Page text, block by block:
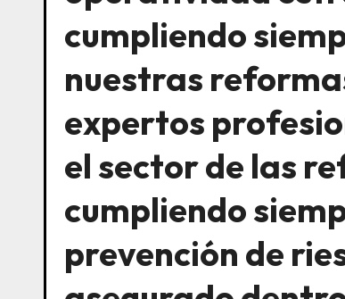
cumpliendo
nuestras
expertos
el sector de las
cumpliendo
prevención de